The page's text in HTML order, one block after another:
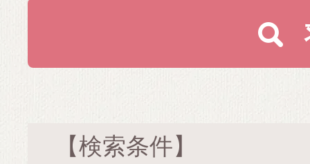
【検索条件】